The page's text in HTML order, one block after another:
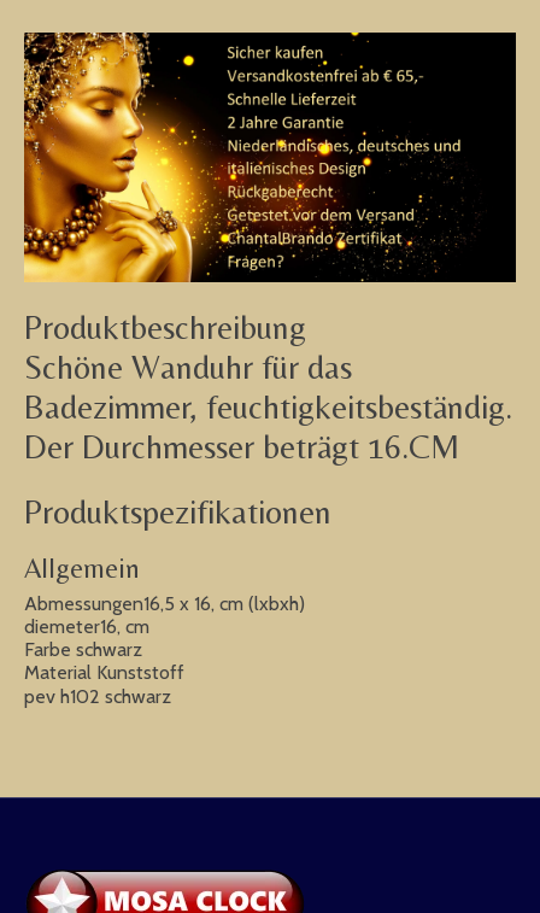
Produktbeschreibung
Schöne Wanduhr für das
Badezimmer, feuchtigkeitsbeständig.
Der Durchmesser beträgt 16.CM
Produktspezifikationen
Allgemein
Abmessungen16,5 x 16, cm (lxbxh)
diemeter16, cm
Farbe schwarz
Material Kunststoff
pev h102 schwarz